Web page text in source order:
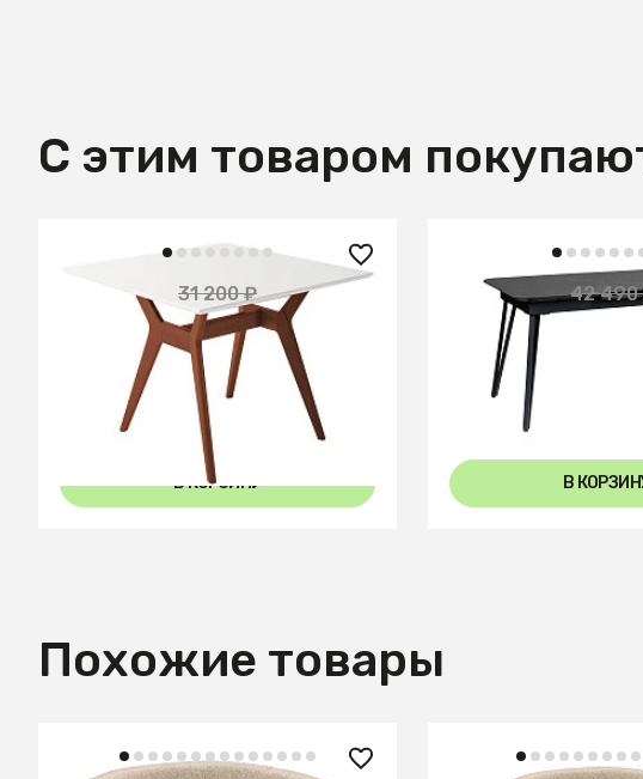
С этим товаром
12 900 ₽ 31 200 ₽ — 59%
Стол Нарвик 960*960 Белый
Темный орех
В КОРЗИНУ
27 700 ₽ 42 490
Стол Диего
Керамогранит
В
Похожие товары